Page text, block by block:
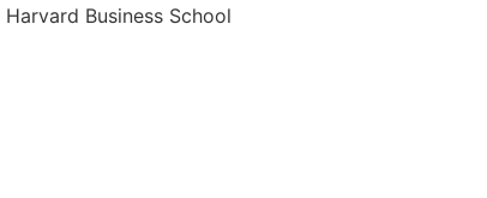
Harvard Business School